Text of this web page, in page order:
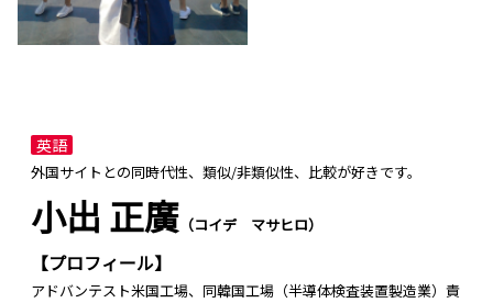
英語
外国サイトとの同時代性、類似/非類似性、比較が好きです。
小出 正廣 （コイデ マサヒロ）
【プロフィール】
アドバンテスト米国工場、同韓国工場（半導体検査装置製造業）責